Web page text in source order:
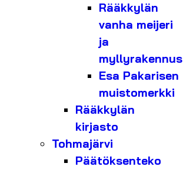
Rääkkylän
vanha meijeri
ja
myllyrakennus
Esa Pakarisen
muistomerkki
Rääkkylän
kirjasto
Tohmajärvi
Päätöksenteko